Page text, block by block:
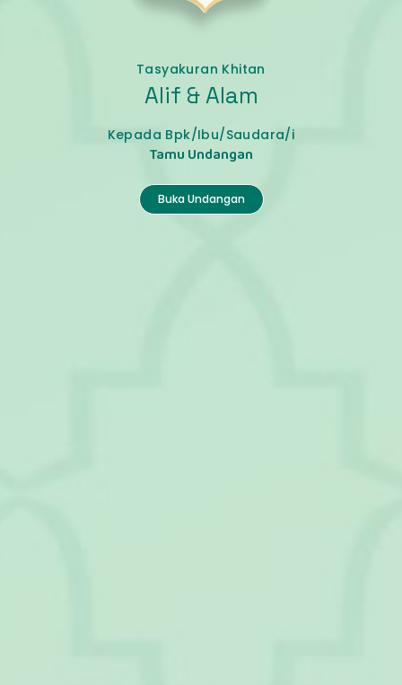
Tasyakuran Khitan
Alif & Alam
Kepada Bpk/Ibu/Saudara/i
Tamu Undangan
Buka Undangan